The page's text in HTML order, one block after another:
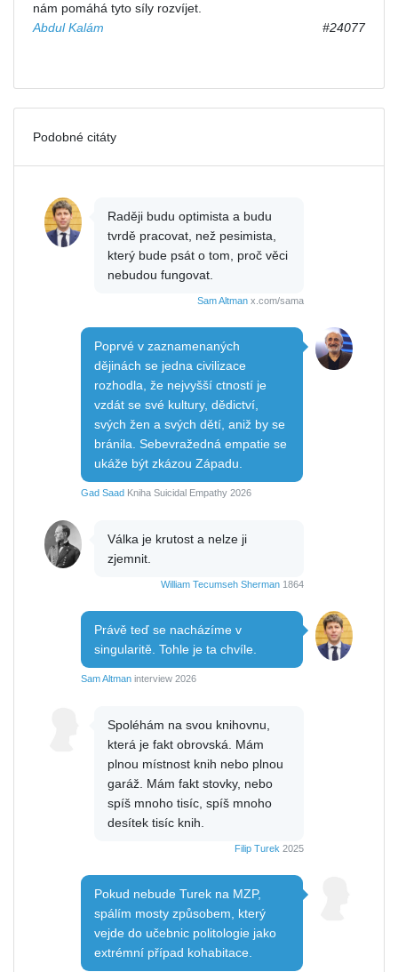
nám pomáhá tyto síly rozvíjet.
Abdul Kalám
#24077
Podobné citáty
Raději budu optimista a budu
tvrdě pracovat, než pesimista,
který bude psát o tom, proč věci
nebudou fungovat.
Sam Altman x.com/sama
Poprvé v zaznamenaných
dějinách se jedna civilizace
rozhodla, že nejvyšší ctností je
vzdát se své kultury, dědictví,
svých žen a svých dětí, aniž by se
bránila. Sebevražedná empatie se
ukáže být zkázou Západu.
Gad Saad Kniha Suicidal Empathy 2026
Válka je krutost a nelze ji
zjemnit.
William Tecumseh Sherman 1864
Právě teď se nacházíme v
singularitě. Tohle je ta chvíle.
Sam Altman interview 2026
Spoléhám na svou knihovnu,
která je fakt obrovská. Mám
plnou místnost knih nebo plnou
garáž. Mám fakt stovky, nebo
spíš mnoho tisíc, spíš mnoho
desítek tisíc knih.
Filip Turek 2025
Pokud nebude Turek na MZP,
spálím mosty způsobem, který
vejde do učebnic politologie jako
extrémní případ kohabitace.